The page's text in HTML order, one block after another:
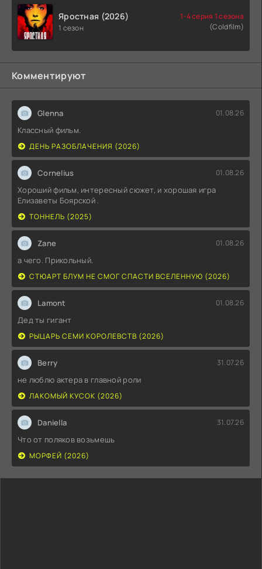
Яростная (2026)
1 сезон
1-4 серия 1 сезона
(Coldfilm)
Комментируют
Glenna 01.08.26
Классный фильм.
ДЕНЬ РАЗОБЛАЧЕНИЯ (2026)
Cornelius 01.08.26
Хороший фильм, интересный сюжет, и хорошая игра
Елизаветы Боярской .
ТОННЕЛЬ (2025)
Zane 01.08.26
а чего. Прикольный.
СТЮАРТ БЛУМ НЕ СМОГ СПАСТИ ВСЕЛЕННУЮ (2026)
Lamont 01.08.26
Дед ты гигант
РЫЦАРЬ СЕМИ КОРОЛЕВСТВ (2026)
Berry 31.07.26
не люблю актера в главной роли
ЛАКОМЫЙ КУСОК (2026)
Daniella 31.07.26
Что от поляков возьмешь
МОРФЕЙ (2026)